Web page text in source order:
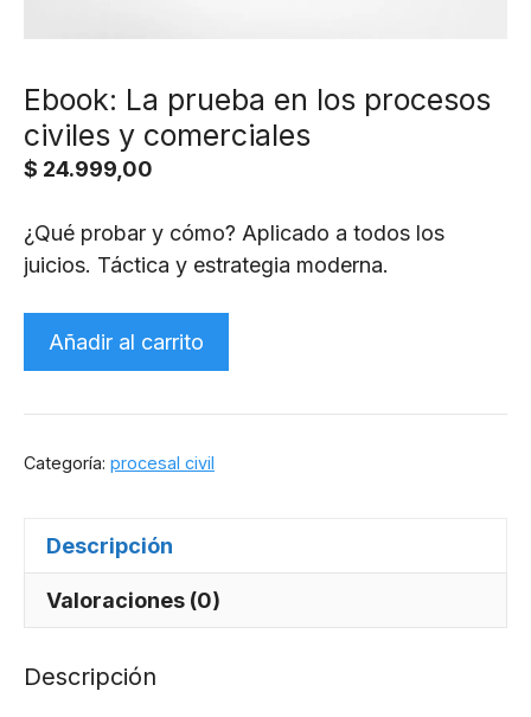
Ebook: La prueba en los procesos
civiles y comerciales
$ 24.999,00
¿Qué probar y cómo? Aplicado a todos los
juicios. Táctica y estrategia moderna.
los
cantidad
Añadir al carrito
Categoría: procesal civil
Descripción
Valoraciones (0)
Descripción